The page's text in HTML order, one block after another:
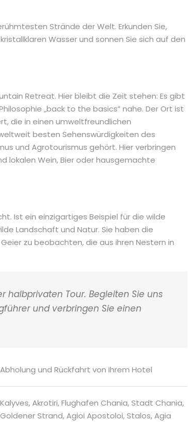
Strände der Welt. Erkunden Sie,
Wasser und sonnen Sie sich auf den
Retreat. Hier bleibt die Zeit stehen: Es gibt
„back to the basics“ nahe. Der Ort ist
die in einen umweltfreundlichen
besten Sehenswürdigkeiten des
und Agrotourismus gehört. Hier verbringen
lokalen Wein, Bier oder hausgemachte
Ist ein einzigartiges Beispiel für die wilde
Landschaft und Natur. Sie haben die
zu beobachten, die aus ihren Nestern in
halbprivaten Tour. Begleiten Sie uns
und verbringen Sie einen
Abholung und Rückfahrt von Ihrem Hotel
Kalyves, Akrotiri, Flughafen Chania, Stadt Chania,
Goldener Strand, Agioi Apostoloi, Stalos, Agia